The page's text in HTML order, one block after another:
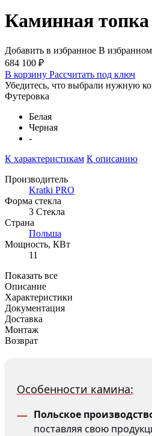
Каминная
Добавить в избранное В избранном
684 100 ₽
В корзину Рассчитать под ключ
Убедитесь, что выбрали нужную
Футеровка
Белая
Черная
-
К характеристикам К описанию
Производитель
Kratki PRO
Форма стекла
3 Стекла
Страна
Польша
Мощность, КВт
11
Показать все
Описание
Характеристики
Документация
Доставка
Монтаж
Возврат
Особенности камина:
Польское
поставляя свою